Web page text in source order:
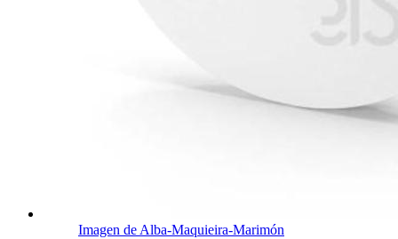
Imagen de Alba-Maquieira-Marimón